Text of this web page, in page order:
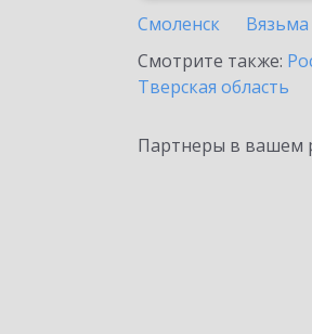
Смоленск
Вязьма
Смотрите также:
Тверская область
Партнеры в вашем